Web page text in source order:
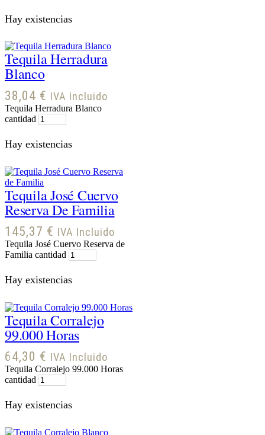
Hay existencias
Tequila Herradura
Blanco
38,04 € IVA Incluido
Tequila Herradura Blanco
cantidad
Hay existencias
Tequila José Cuervo
Reserva De Familia
145,37 € IVA Incluido
Tequila José Cuervo Reserva de
Familia cantidad
Hay existencias
Tequila Corralejo
99.000 Horas
64,30 € IVA Incluido
Tequila Corralejo 99.000 Horas
cantidad
Hay existencias